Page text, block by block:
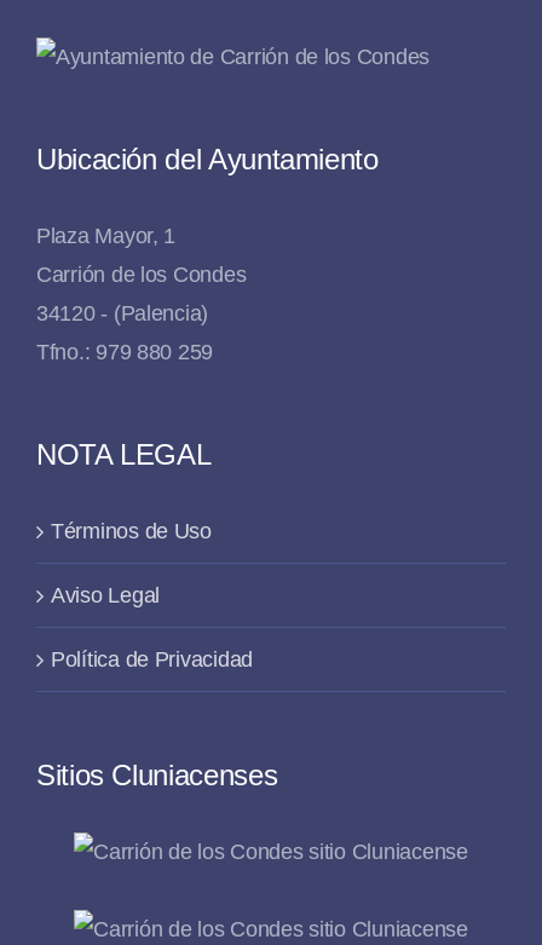
Ubicación del Ayuntamiento
Plaza Mayor, 1
Carrión de los Condes
34120 - (Palencia)
Tfno.: 979 880 259
NOTA LEGAL
Términos de Uso
Aviso Legal
Política de Privacidad
Sitios Cluniacenses